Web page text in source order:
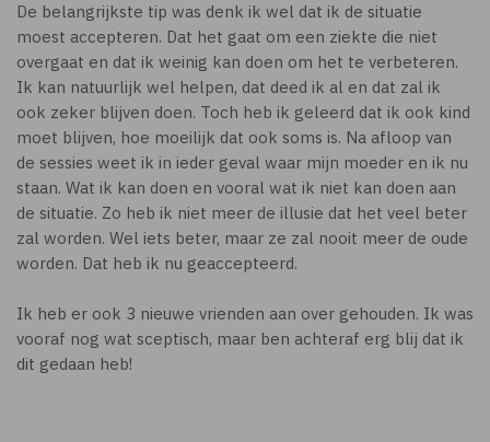
De belangrijkste tip was denk ik wel dat ik de situatie
moest accepteren. Dat het gaat om een ziekte die niet
overgaat en dat ik weinig kan doen om het te verbeteren.
Ik kan natuurlijk wel helpen, dat deed ik al en dat zal ik
ook zeker blijven doen. Toch heb ik geleerd dat ik ook kind
moet blijven, hoe moeilijk dat ook soms is. Na afloop van
de sessies weet ik in ieder geval waar mijn moeder en ik nu
staan. Wat ik kan doen en vooral wat ik niet kan doen aan
de situatie. Zo heb ik niet meer de illusie dat het veel beter
zal worden. Wel iets beter, maar ze zal nooit meer de oude
worden. Dat heb ik nu geaccepteerd.
Ik heb er ook 3 nieuwe vrienden aan over gehouden. Ik was
vooraf nog wat sceptisch, maar ben achteraf erg blij dat ik
dit gedaan heb!